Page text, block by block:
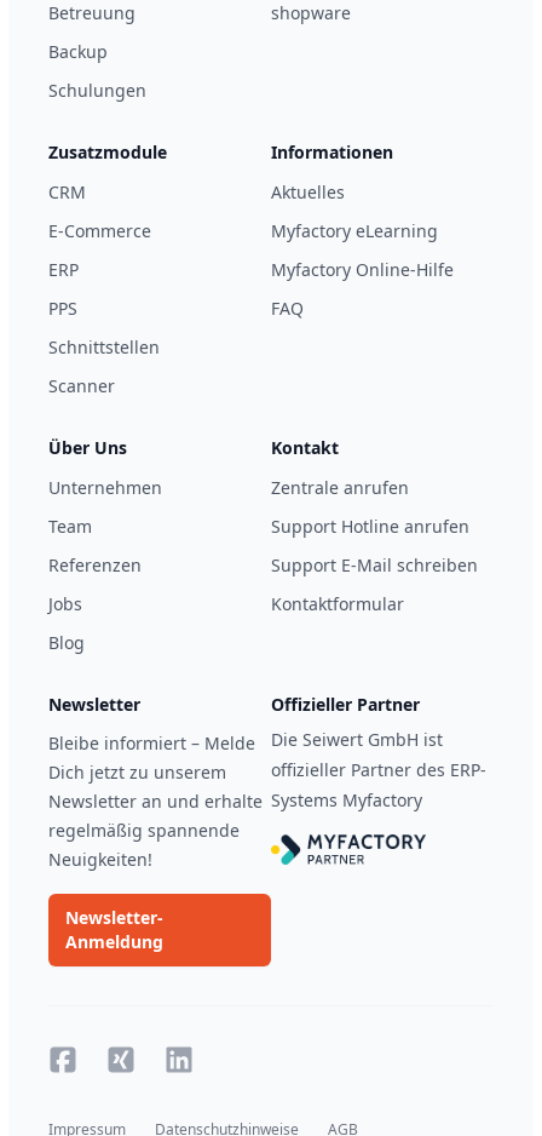
Betreuung
Backup
Schulungen
shopware
Zusatzmodule
CRM
E-Commerce
ERP
PPS
Schnittstellen
Scanner
Informationen
Aktuelles
Myfactory eLearning
Myfactory Online-Hilfe
FAQ
Über Uns
Unternehmen
Team
Referenzen
Jobs
Blog
Kontakt
Zentrale anrufen
Support Hotline anrufen
Support E-Mail schreiben
Kontaktformular
Newsletter
Bleibe informiert – Melde
Dich jetzt zu unserem
Newsletter an und erhalte
regelmäßig spannende
Neuigkeiten!
Newsletter-
Anmeldung
Offizieller Partner
Die Seiwert GmbH ist
offizieller Partner des ERP-
Systems Myfactory
Facebook
Xing Xing
Impressum Datenschutzhinweise AGB